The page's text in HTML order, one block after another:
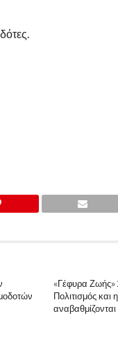
«Γέφυρα Ζωής»
Πολιτισμός